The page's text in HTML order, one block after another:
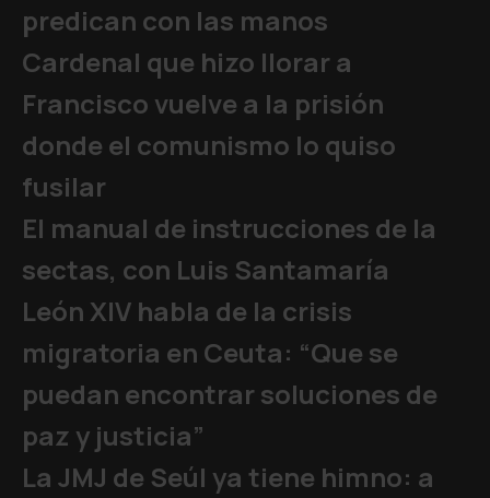
predican con las manos
Cardenal que hizo llorar a
Francisco vuelve a la prisión
donde el comunismo lo quiso
fusilar
El manual de instrucciones de la
sectas, con Luis Santamaría
León XIV habla de la crisis
migratoria en Ceuta: “Que se
puedan encontrar soluciones de
paz y justicia”
La JMJ de Seúl ya tiene himno: a